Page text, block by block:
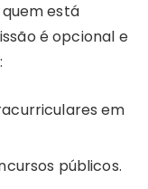
está
é opcional e
em
públicos.